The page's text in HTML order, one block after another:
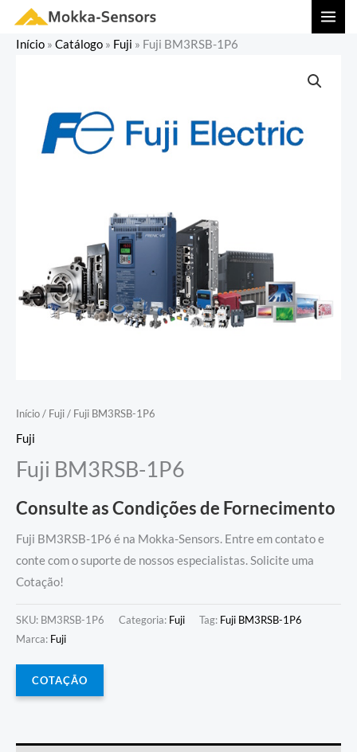
Início » Catálogo » Fuji » Fuji BM3RSB-1P6
Início/ Fuji/ Fuji BM3RSB-1P6
Fuji
Fuji BM3RSB-1P6
Consulte as Condições de Fornecimento
Fuji BM3RSB-1P6 é na Mokka-Sensors. Entre em contato e
conte com o suporte de nossos especialistas. Solicite uma
Cotação!
SKU: BM3RSB-1P6 Categoria: Fuji Tag: Fuji BM3RSB-1P6
Marca: Fuji
COTAÇÃO